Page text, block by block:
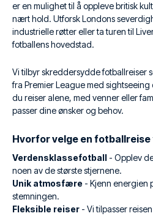
er en mulighet til å oppleve britisk
nært hold. Utforsk Londons
industrielle røtter eller ta turen til
fotballens hovedstad.
Vi tilbyr skreddersydde fotballreiser
fra Premier League med
du reiser alene, med venner eller
passer dine ønsker og behov.
Hvorfor velge en fotballreise
Verdensklassefotball - Opplev
noen av de største stjernene.
Unik atmosfære - Kjenn energien
stemningen.
Fleksible reiser - Vi tilpasser